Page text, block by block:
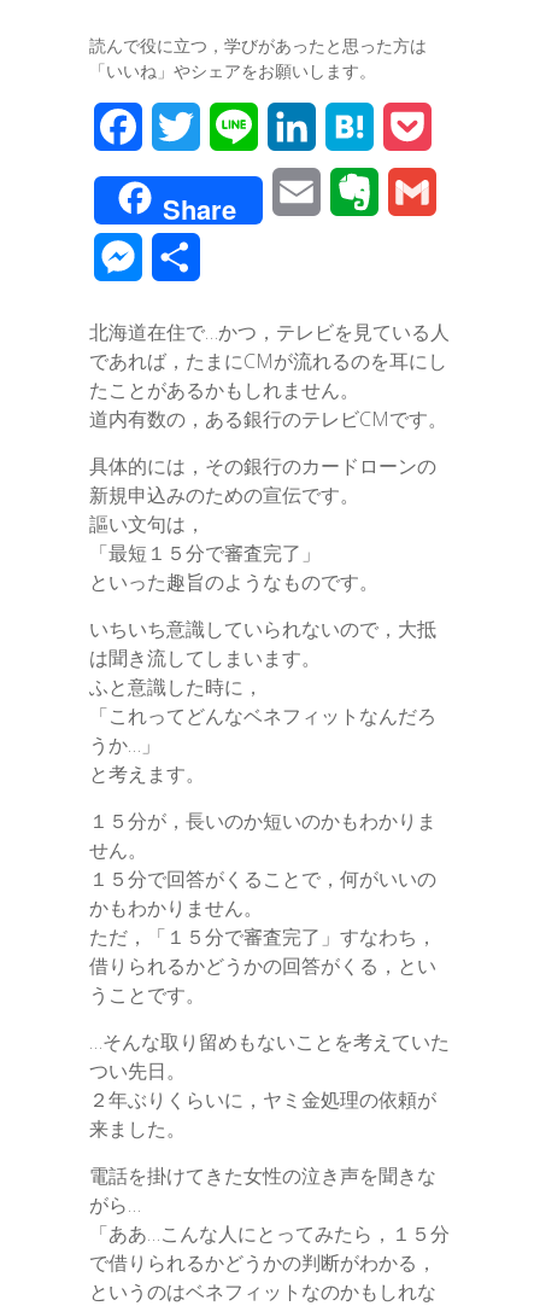
読んで役に立つ，学びがあったと思った方は
「いいね」やシェアをお願いします。
a
c
e
b
o
o
k
w
i
t
e
r
i
n
i
n
e
d
I
n
a
t
n
a
o
c
e
t
Share
i
r
o
i
s
s
n
g
e
北海道在住で…かつ，テレビを見ている人
であれば，たまにCMが流れるのを耳にし
たことがあるかもしれません。
道内有数の，ある銀行のテレビCMです。
具体的には，その銀行のカードローンの
新規申込みのための宣伝です。
謳い文句は，
「最短１５分で審査完了」
といった趣旨のようなものです。
いちいち意識していられないので，大抵
は聞き流してしまいます。
ふと意識した時に，
「これってどんなベネフィットなんだろ
うか…」
と考えます。
１５分が，長いのか短いのかもわかりま
せん。
１５分で回答がくることで，何がいいの
かもわかりません。
ただ，「１５分で審査完了」すなわち，
借りられるかどうかの回答がくる，とい
うことです。
…そんな取り留めもないことを考えていた
つい先日。
２年ぶりくらいに，ヤミ金処理の依頼が
来ました。
電話を掛けてきた女性の泣き声を聞きな
がら…
「ああ…こんな人にとってみたら，１５分
で借りられるかどうかの判断がわかる，
というのはベネフィットなのかもしれな